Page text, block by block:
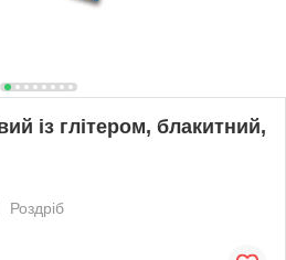
із глітером, блакитний,
Роздріб